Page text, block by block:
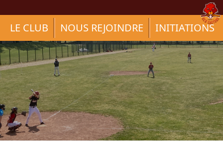
LE CLUB NOUS REJOINDRE INITIATIONS